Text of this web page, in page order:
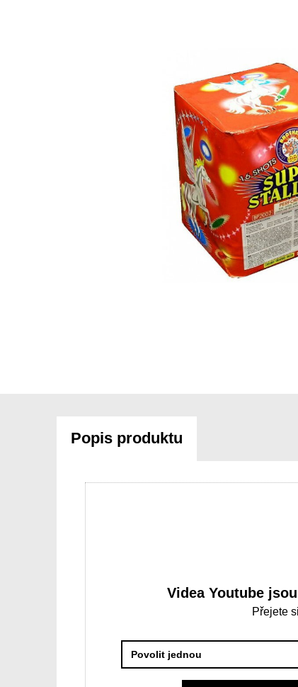
Popis produktu
Videa Youtube
Přejete
Povolit jednou